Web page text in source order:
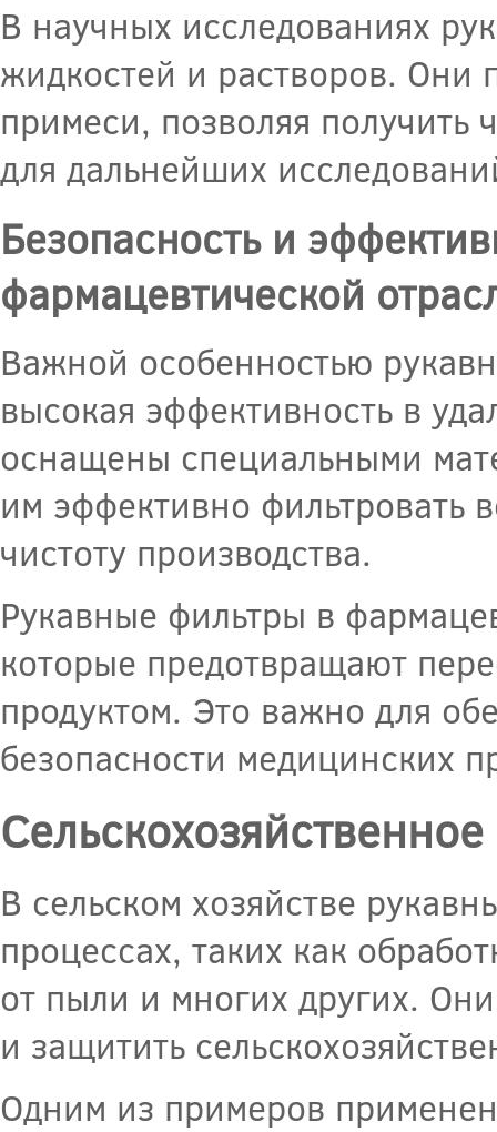
В научных исследованиях
жидкостей и растворов. Они
примеси, позволяя получить
для дальнейших
Безопасность и
фармацевтической
Важной особенностью
высокая эффективность в
оснащены специальными
им эффективно фильтровать
чистоту производства.
Рукавные фильтры в
которые предотвращают
продуктом. Это важно для
безопасности медицинских
В сельском хозяйстве
процессах, таких как
от пыли и многих других.
и защитить
Одним из примеров